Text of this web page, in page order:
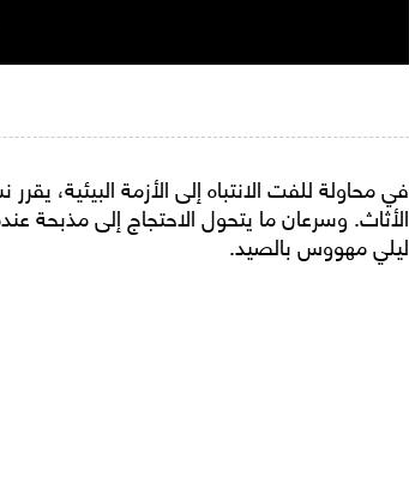
في محاولة للفت الانتباه إلى الأزمة البيئية،
الأثاث. وسرعان ما يتحول الاحتجاج إلى
ليلي مهووس بالصيد.